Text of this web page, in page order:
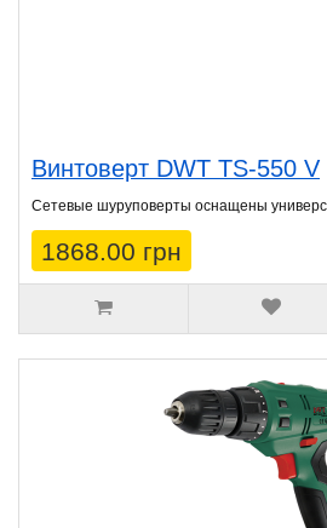
Винтоверт DWT TS-550 V
Сетевые шуруповeрты оснащены
1868.00 грн